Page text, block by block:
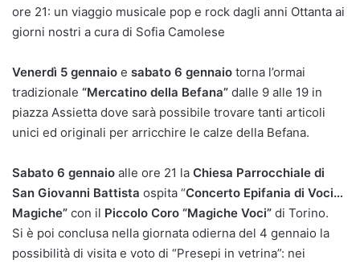
ore 21: un viaggio musicale pop e rock dagli anni Ottanta ai
giorni nostri a cura di Sofia Camolese
Venerdì 5 gennaio e sabato 6 gennaio torna l’ormai
tradizionale “Mercatino della Befana” dalle 9 alle 19 in
piazza Assietta dove sarà possibile trovare tanti articoli
unici ed originali per arricchire le calze della Befana.
Sabato 6 gennaio alle ore 21 la Chiesa Parrocchiale di
San Giovanni Battista ospita “Concerto Epifania di Voci…
Magiche” con il Piccolo Coro “Magiche Voci” di Torino.
Si è poi conclusa nella giornata odierna del 4 gennaio la
possibilità di visita e voto di “Presepi in vetrina”: nei